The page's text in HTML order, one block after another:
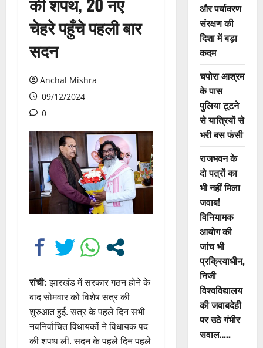
चेहरे पहुँचे पहली बार
सदन
Anchal Mishra
09/12/2024
0
रांची:झारखंड में सरकार गठन होने के
बाद सोमवार को विशेष सत्र की
शुरुआत हुई. सत्र के पहले दिन सभी
नवनिर्वाचित विधायकों ने विधायक पद
की शपथ ली. सदन के पहले दिन पहले
और पर्यावरण
संरक्षण की
दिशा में बड़ा
कदम
चपोरा आश्रम
के पास
पुलिया टूटने
से यात्रियों से
भरी बस फंसी
राजभवन के
दो पत्रों का
भी नहीं मिला
जवाब!
विनियामक
आयोग की
जांच भी
प्रक्रियाधीन,
निजी
विश्वविद्यालय
की जवाबदेही
पर उठे गंभीर
सवाल…..